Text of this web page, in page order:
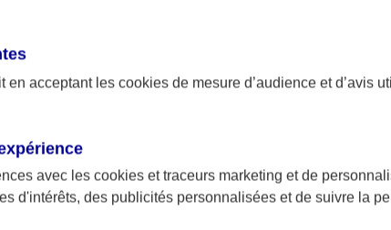
principal
en acceptant les cookies de mesure d’audience et d’avis
avec les cookies et traceurs marketing et de
d'intérêts, des publicités personnalisées et de suivre la